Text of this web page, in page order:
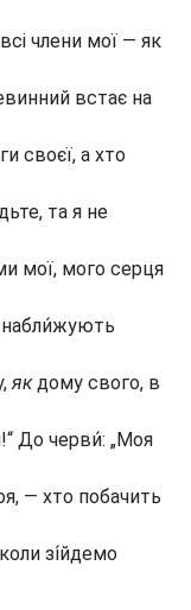
члени мої — як
встає на
своєї, а хто
та я не
мої, мого серця
набли́жують
якдому свого, в
До черви́: „Моя
— хто побачить
зі́йдемо